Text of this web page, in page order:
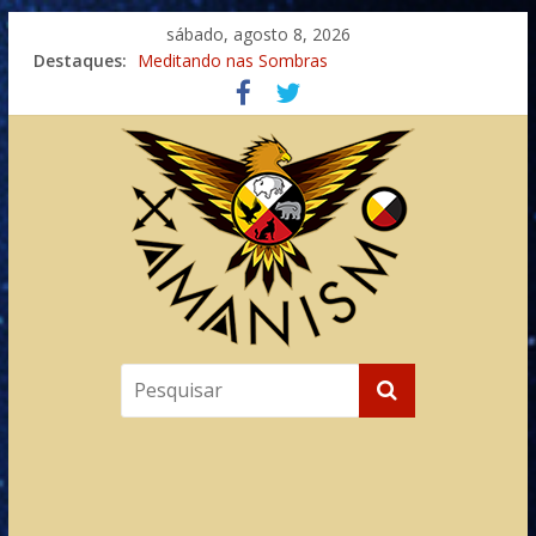
sábado, agosto 8, 2026
Destaques: Meditando nas Sombras
Autosuficiência: A Jornada do Espírito Ancestral
Xamanismo Universal
Totens – Caminho Espiritual – Crescimento
Imaginação na Cura